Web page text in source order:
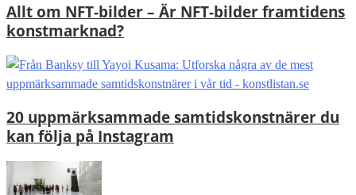
Allt om NFT-bilder – Är NFT-bilder framtidens
konstmarknad?
20 uppmärksammade samtidskonstnärer du
kan följa på Instagram